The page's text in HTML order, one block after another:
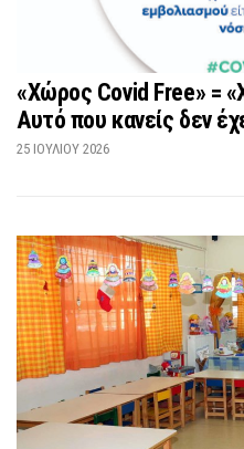
«Χώρος Covid Free» =
Αυτό που κανείς δεν
25 ΙΟΥΛΊΟΥ 2026